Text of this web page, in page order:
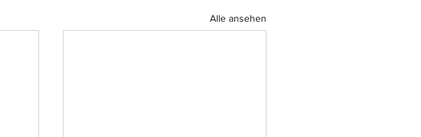
Alle ansehen